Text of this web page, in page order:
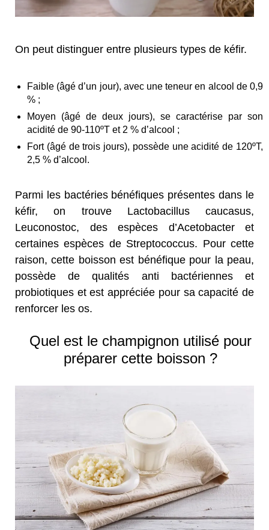
On peut distinguer entre plusieurs types de kéfir.
Faible (âgé d’un jour), avec une teneur en alcool de 0,9
% ;
Moyen (âgé de deux jours), se caractérise par son
acidité de 90-110ºT et 2 % d’alcool ;
Fort (âgé de trois jours), possède une acidité de 120ºT,
2,5 % d’alcool.
Parmi les bactéries bénéfiques présentes dans le
kéfir, on trouve Lactobacillus caucasus,
Leuconostoc, des espèces d’Acetobacter et
certaines espèces de Streptococcus. Pour cette
raison, cette boisson est bénéfique pour la peau,
possède de qualités anti bactériennes et
probiotiques et est appréciée pour sa capacité de
renforcer les os.
Quel est le champignon utilisé pour
préparer cette boisson ?